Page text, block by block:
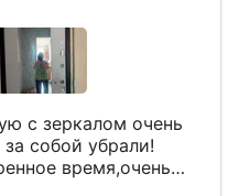
с зеркалом очень
собой убрали!
время,очень